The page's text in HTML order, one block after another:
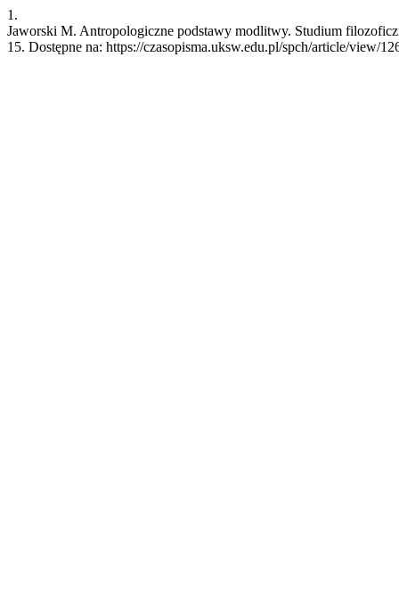
1.
Jaworski M. Antropologiczne podstawy modlitwy. Studium
15. Dostępne na: https://czasopisma.uksw.edu.pl/spch/article/view/